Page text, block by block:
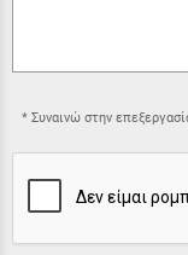
Συναινώ στην